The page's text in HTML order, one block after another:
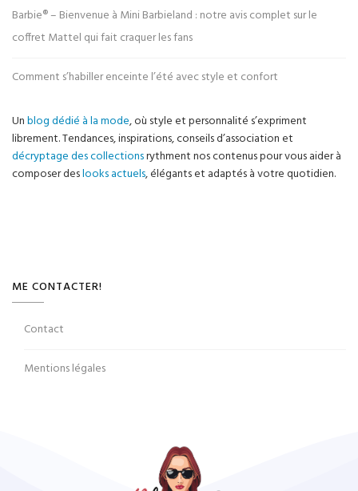
Barbie® – Bienvenue à Mini Barbieland : notre avis complet sur le
coffret Mattel qui fait craquer les fans
Comment s’habiller enceinte l’été avec style et confort
Unblog dédié à la mode, où style et personnalité s’expriment
librement. Tendances, inspirations, conseils d’association et
décryptage des collectionsrythment nos contenus pour vous aider à
composer deslooks actuels, élégants et adaptés à votre quotidien.
ME CONTACTER!
Contact
Mentions légales